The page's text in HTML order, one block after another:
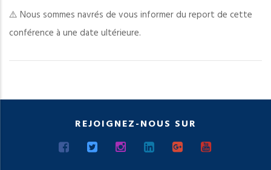
⚠️ Nous sommes navrés de vous informer du report de cette
conférence à une date ultérieure.
REJOIGNEZ-NOUS SUR